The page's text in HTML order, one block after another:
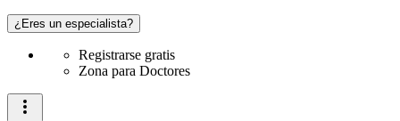
¿Eres un especialista?
Registrarse gratis
Zona para Doctores